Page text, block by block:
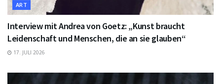
ART
Interview mit Andrea von Goetz: „Kunst braucht
Leidenschaft und Menschen, die an sie glauben“
17. JULI 2026